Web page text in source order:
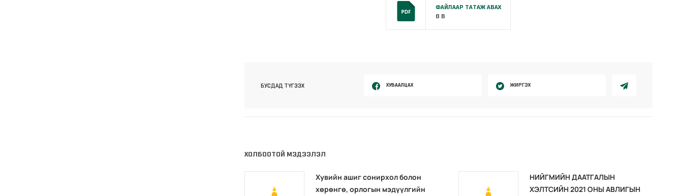
ФАЙЛААР ТАТАЖ АВАХ
0 B
БУСДАД ТҮГЭЭХ ХУВААЛЦАХ ЖИРГЭХ
ХОЛБООТОЙ МЭДЭЭЛЭЛ
Хувийн ашиг сонирхол болон
хөрөнгө, орлогын мэдүүлгийн
НИЙГМИЙН ДААТГАЛЫН
ХЭЛТСИЙН 2021 ОНЫ АВЛИГЫН